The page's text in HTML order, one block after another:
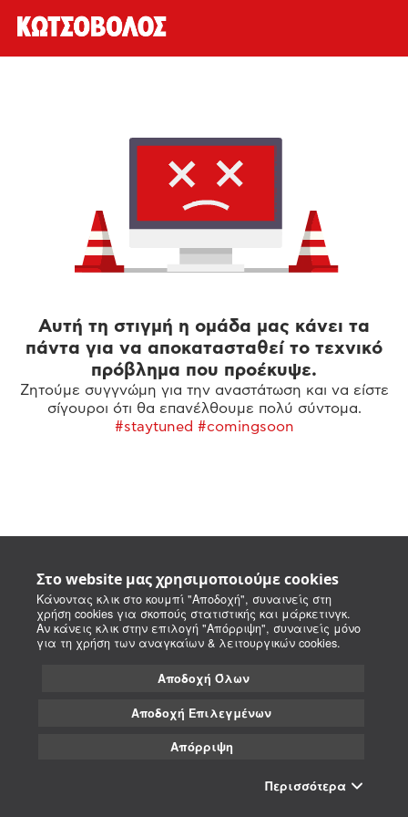
Στο website μας χρησιμοποιούμε cookies
Κάνοντας κλικ στο κουμπί "Αποδοχή", συναινείς στη
χρήση cookies για σκοπούς στατιστικής και μάρκετινγκ.
Αν κάνεις κλικ στην επιλογή "Απόρριψη", συναινείς μόνο
για τη χρήση των αναγκαίων & λειτουργικών cookies.
Αποδοχή Όλων
Αποδοχή Επιλεγμένων
Απόρριψη
Περισσότερα
Αυτή τη στιγμή η ομάδα μας κάνει τα
πάντα για να αποκατασταθεί το τεχνικό
πρόβλημα που προέκυψε.
Ζητούμε συγγνώμη για την αναστάτωση και να είστε
σίγουροι ότι θα επανέλθουμε πολύ σύντομα.
#staytuned #comingsoon